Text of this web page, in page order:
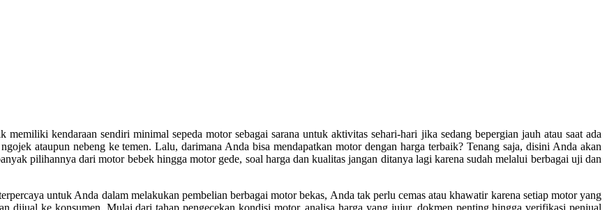
kendaraan sendiri minimal sepeda motor sebagai sarana untuk aktivitas sehari-hari jika sedang bepergian jauh atau saat ada
ataupun nebeng ke temen. Lalu, darimana Anda bisa mendapatkan motor dengan harga terbaik? Tenang saja, disini Anda akan
pilihannya dari motor bebek hingga motor gede, soal harga dan kualitas jangan ditanya lagi karena sudah melalui berbagai uji dan
untuk Anda dalam melakukan pembelian berbagai motor bekas, Anda tak perlu cemas atau khawatir karena setiap motor yang
dijual ke konsumen. Mulai dari tahap pengecekan kondisi motor, analisa harga yang jujur, dokmen penting hingga verifikasi penjual